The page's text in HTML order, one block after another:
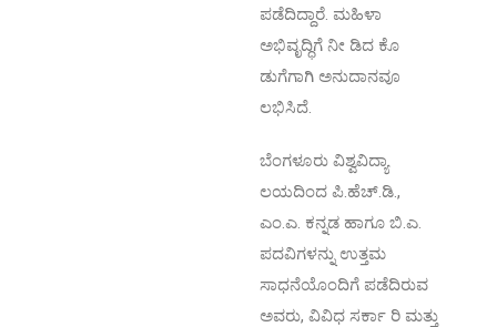
ಪಡೆದಿದ್ದಾರೆ. ಮಹಿಳಾ
ಅಭಿವೃದ್ಧಿಗೆ ನೀ ಡಿದ ಕೊ
ಡುಗೆಗಾಗಿ ಅನುದಾನವೂ
ಲಭಿಸಿದೆ.
ಬೆಂಗಳೂರು ವಿಶ್ವವಿದ್ಯಾ
ಲಯದಿಂದ ಪಿ.ಹೆಚ್.ಡಿ.,
ಎಂ.ಎ. ಕನ್ನಡ ಹಾಗೂ ಬಿ.ಎ.
ಪದವಿಗಳನ್ನು ಉತ್ತಮ
ಸಾಧನೆಯೊಂದಿಗೆ ಪಡೆದಿರುವ
ಅವರು, ವಿವಿಧ ಸರ್ಕಾ ರಿ ಮತ್ತು